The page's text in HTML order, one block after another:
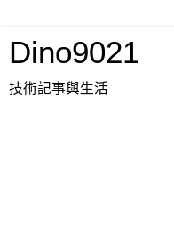
Dino9021
技術記事與生活